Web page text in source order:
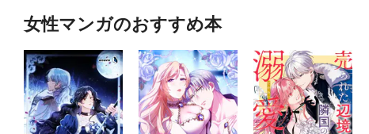
女性マンガのおすすめ本